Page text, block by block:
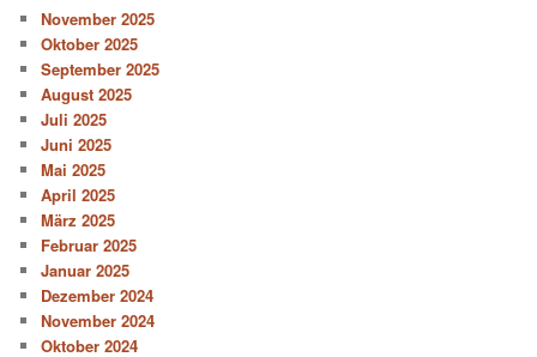
November 2025
Oktober 2025
September 2025
August 2025
Juli 2025
Juni 2025
Mai 2025
April 2025
März 2025
Februar 2025
Januar 2025
Dezember 2024
November 2024
Oktober 2024